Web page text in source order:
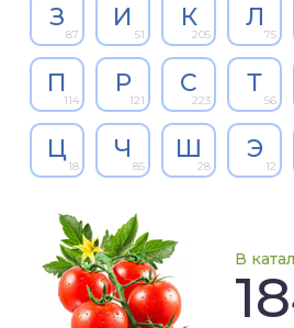
З
87
И
51
К
205
Л
75
П
114
Р
121
С
223
Т
56
Ц
18
Ч
85
Ш
28
Э
12
В